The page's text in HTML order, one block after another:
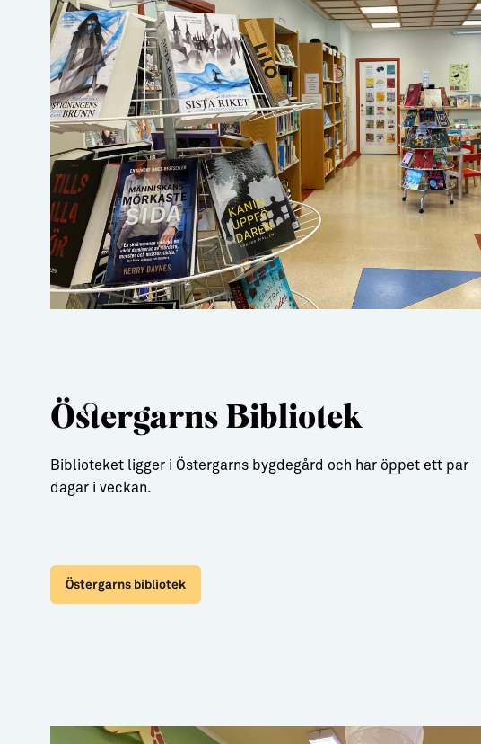
Östergarns Bibliotek
Biblioteket ligger i Östergarns bygdegård och har öppet ett par
dagar i veckan.
Östergarns bibliotek